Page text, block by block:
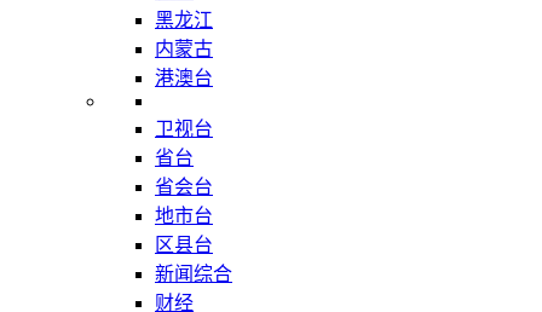
黑龙江
内蒙古
港澳台
卫视台
省台
省会台
地市台
区县台
新闻综合
财经